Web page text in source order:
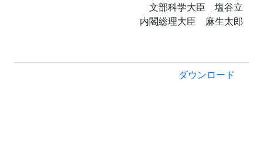
文部科学大臣 塩谷立
内閣総理大臣 麻生太郎
ダウンロード